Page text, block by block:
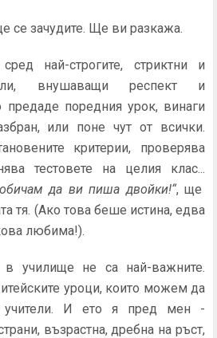
се зачудите. Ще ви разкажа.
най-строгите, стриктни и
внушаващи респект и
поредния урок, винаги
или поне чут от всички.
критерии, проверява
тестовете на целия клас...
да ви пиша двойки!“, ще
тя. (Ако това беше истина, едва
любима!).
в училище не са най-важните.
уроци, които можем да
учители. И ето я пред мен -
възрастна, дребна на ръст,